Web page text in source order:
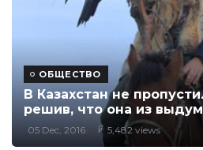
ОБЩЕСТВО
В Казахстан не
решив, что она из
05 Dec, 2016 5,482 views